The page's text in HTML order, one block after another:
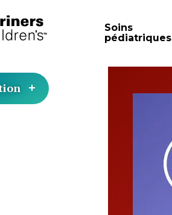
Soins
pédiatriques